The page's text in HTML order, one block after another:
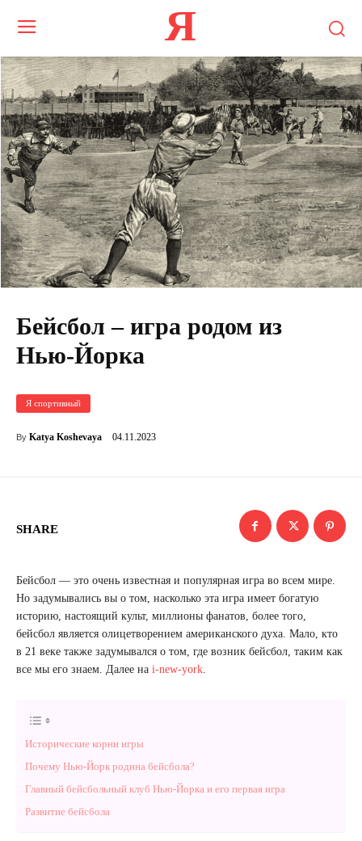
Я
Бейсбол – игра родом из
Нью-Йорка
Я спортивный
By Katya Koshevaya 04.11.2023
SHARE
Бейсбол — это очень известная и популярная игра во всем мире.
Но задумывались вы о том, насколько эта игра имеет богатую
историю, настоящий культ, миллионы фанатов, более того,
бейсбол является олицетворением американского духа. Мало, кто
в 21 веке также задумывался о том, где возник бейсбол, таким как
все мы его знаем. Далее на i-new-york.
Исторические корни игры
Почему Нью-Йорк родина бейсбола?
Главный бейсбольный клуб Нью-Йорка и его первая игра
Развитие бейсбола